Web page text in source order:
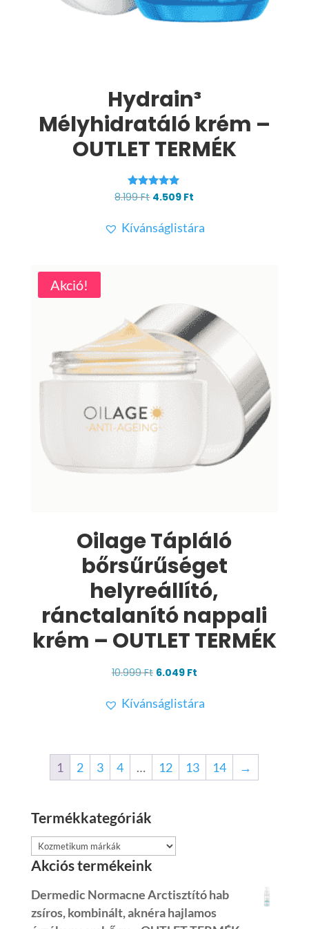
Hydrain³
Mélyhidratáló krém –
OUTLET TERMÉK
Értékelés:
5.00
8.199Ft Original
was:
4.509 Ft
is:
Kívánságlistára
Akció!
Oilage Tápláló
bőrsűrűséget
helyreállító,
ránctalanító nappali
krém – OUTLET TERMÉK
10.999Ft Original
was:
6.049 FtCurrent
is:
Kívánságlistára
1 2 3 4 … 12 13 14 →
Termékkategóriák
Akciós termékeink
Dermedic Normacne Arctisztító hab
zsíros, kombinált, aknéra hajlamos